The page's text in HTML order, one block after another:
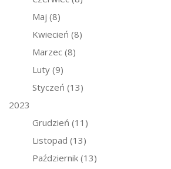
Maj (8)
Kwiecień (8)
Marzec (8)
Luty (9)
Styczeń (13)
2023
Grudzień (11)
Listopad (13)
Październik (13)